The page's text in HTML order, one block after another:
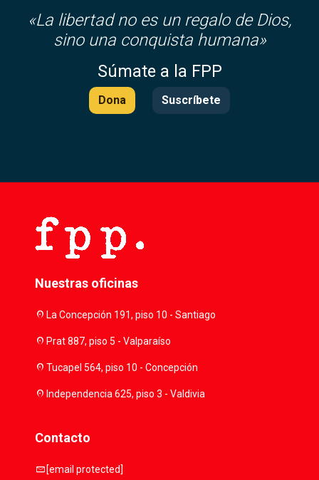
«La libertad no es un regalo de Dios,
sino una conquista humana»
Súmate a la FPP
Dona Suscríbete
Nuestras oficinas
location_onLa Concepción 191, piso 10 - Santiago
location_onPrat 887, piso 5 - Valparaíso
location_onTucapel 564, piso 10 - Concepción
location_onIndependencia 625, piso 3 - Valdivia
Contacto
mail [email protected]